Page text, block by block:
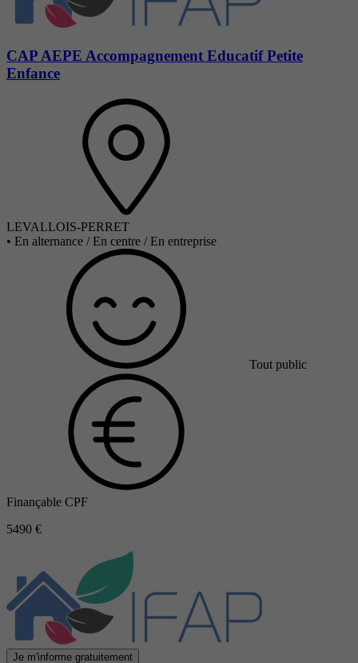
CAP AEPE Accompagnement Educatif Petite
Enfance
LEVALLOIS-PERRET
• En alternance / En centre / En entreprise
Tout public
Finançable CPF
5490 €
Je m'informe gratuitement